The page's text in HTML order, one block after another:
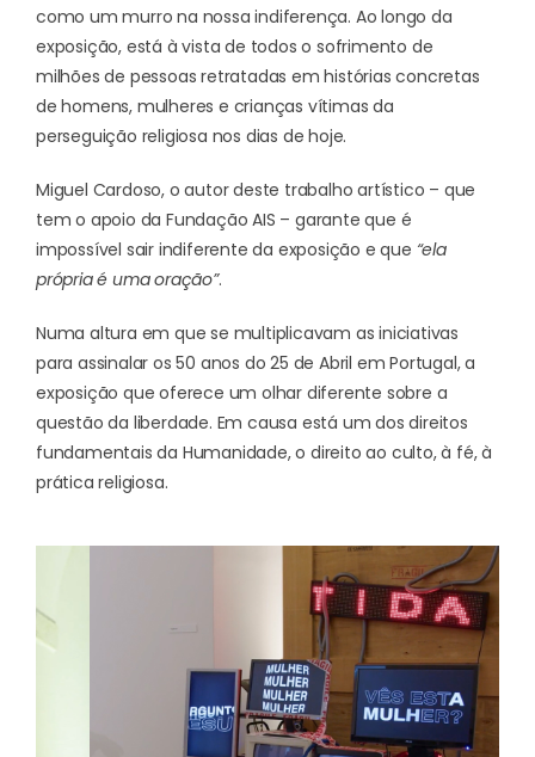
como um murro na nossa indiferença. Ao longo da
exposição, está à vista de todos o sofrimento de
milhões de pessoas retratadas em histórias concretas
de homens, mulheres e crianças vítimas da
perseguição religiosa nos dias de hoje.
Miguel Cardoso, o autor deste trabalho artístico – que
tem o apoio da Fundação AIS – garante que é
impossível sair indiferente da exposição e que “ela
própria é uma oração”.
Numa altura em que se multiplicavam as iniciativas
para assinalar os 50 anos do 25 de Abril em Portugal, a
exposição que oferece um olhar diferente sobre a
questão da liberdade. Em causa está um dos direitos
fundamentais da Humanidade, o direito ao culto, à fé, à
prática religiosa.